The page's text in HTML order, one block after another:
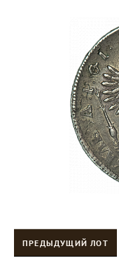
ПРЕДЫДУЩИЙ ЛОТ